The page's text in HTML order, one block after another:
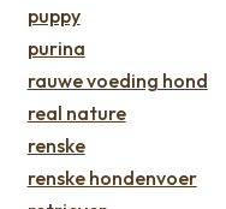
puppy
purina
rauwe voeding hond
real nature
renske
renske hondenvoer